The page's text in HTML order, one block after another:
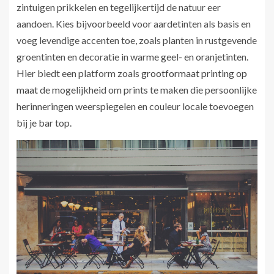
zintuigen prikkelen en tegelijkertijd de natuur eer
aandoen. Kies bijvoorbeeld voor aardetinten als basis en
voeg levendige accenten toe, zoals planten in rustgevende
groentinten en decoratie in warme geel- en oranjetinten.
Hier biedt een platform zoals grootformaat printing op
maatde mogelijkheid om prints te maken die persoonlijke
herinneringen weerspiegelen en couleur locale toevoegen
bij je bar top.